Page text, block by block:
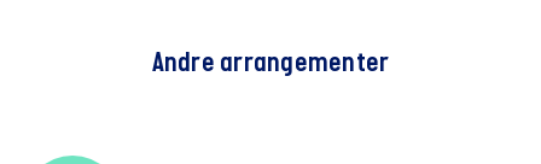
Andre arrangementer